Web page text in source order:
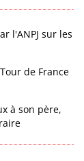
l'ANPJ sur les
de France
à son père,